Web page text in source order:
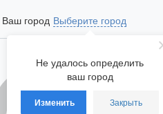
Не удалось определить
ваш город
Изменить Закрыть
Ваш город Выберите город